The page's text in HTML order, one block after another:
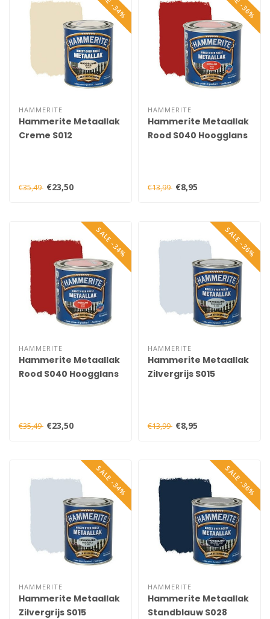
HAMMERITE
Hammerite Metaallak
Creme S012
€35,49 €23,50
HAMMERITE
Hammerite Metaallak
Rood S040 Hoogglans
€13,99 €8,95
SALE -34%
HAMMERITE
Hammerite Metaallak
Rood S040 Hoogglans
€35,49 €23,50
SALE -36%
HAMMERITE
Hammerite Metaallak
Zilvergrijs S015
€13,99 €8,95
SALE -34%
HAMMERITE
Hammerite Metaallak
Zilvergrijs S015
SALE -36%
HAMMERITE
Hammerite Metaallak
Standblauw S028